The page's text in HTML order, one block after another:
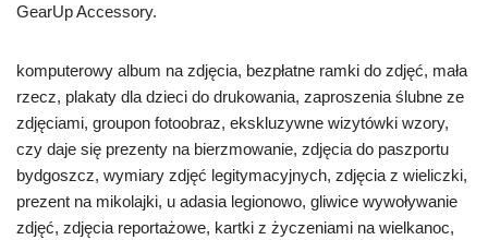
GearUp Accessory.
komputerowy album na zdjęcia, bezpłatne ramki do zdjęć, mała
rzecz, plakaty dla dzieci do drukowania, zaproszenia ślubne ze
zdjęciami, groupon fotoobraz, ekskluzywne wizytówki wzory,
czy daje się prezenty na bierzmowanie, zdjęcia do paszportu
bydgoszcz, wymiary zdjęć legitymacyjnych, zdjęcia z wieliczki,
prezent na mikolajki, u adasia legionowo, gliwice wywoływanie
zdjęć, zdjęcia reportażowe, kartki z życzeniami na wielkanoc,